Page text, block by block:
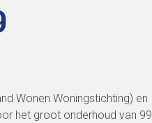
Wonen Woningstichting) en
het groot onderhoud van 99